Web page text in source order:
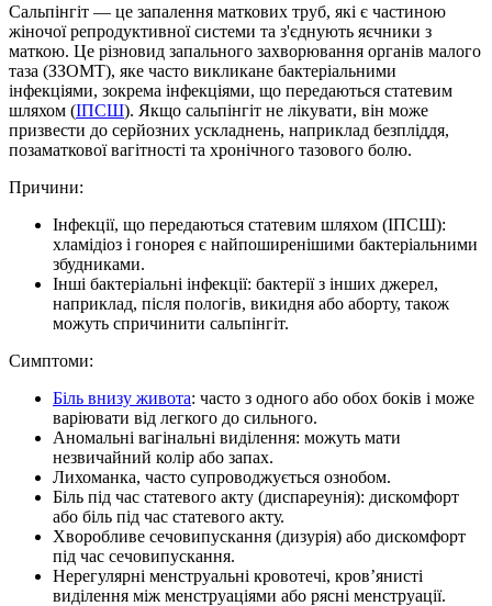
Сальпінгіт — це запалення маткових труб, які є частиною
жіночої репродуктивної системи та з'єднують яєчники з
маткою. Це різновид запального захворювання органів малого
таза (ЗЗОМТ), яке часто викликане бактеріальними
інфекціями, зокрема інфекціями, що передаються статевим
шляхом (ІПСШ). Якщо сальпінгіт не лікувати, він може
призвести до серйозних ускладнень, наприклад безпліддя,
позаматкової вагітності та хронічного тазового болю.
Причини:
Інфекції, що передаються статевим шляхом (ІПСШ):
хламідіоз і гонорея є найпоширенішими бактеріальними
збудниками.
Інші бактеріальні інфекції: бактерії з інших джерел,
наприклад, після пологів, викидня або аборту, також
можуть спричинити сальпінгіт.
Симптоми:
Біль внизу живота: часто з одного або обох боків і може
варіювати від легкого до сильного.
Аномальні вагінальні виділення: можуть мати
незвичайний колір або запах.
Лихоманка, часто супроводжується ознобом.
Біль під час статевого акту (диспареунія): дискомфорт
або біль під час статевого акту.
Хворобливе сечовипускання (дизурія) або дискомфорт
під час сечовипускання.
Нерегулярні менструальні кровотечі, кров’янисті
виділення між менструаціями або рясні менструації.